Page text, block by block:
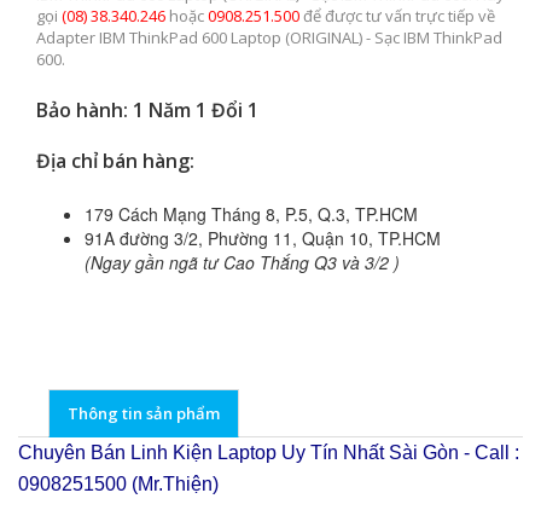
gọi (08) 38.340.246 hoặc0908.251.500để được tư vấn trực tiếp về
Adapter IBM ThinkPad 600 Laptop (ORIGINAL) - Sạc IBM ThinkPad
600.
Bảo hành: 1 Năm 1 Đổi 1
Địa chỉ bán hàng:
179 Cách Mạng Tháng 8, P.5, Q.3, TP.HCM
91A đường 3/2, Phường 11, Quận 10, TP.HCM
(Ngay gần ngã tư Cao Thắng Q3 và 3/2 )
Thông tin sản phẩm
Chuyên Bán Linh Kiện Laptop Uy Tín Nhất Sài Gòn - Call :
0908251500 (Mr.Thiện)